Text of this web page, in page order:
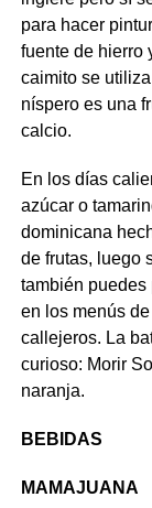
para hacer
fuente de hierro
caimito se
níspero es una
calcio.
En los días
azúcar o
dominicana
de frutas, luego
también puedes
en los menús
callejeros. La
curioso: Morir
naranja.
BEBIDAS
MAMAJUANA